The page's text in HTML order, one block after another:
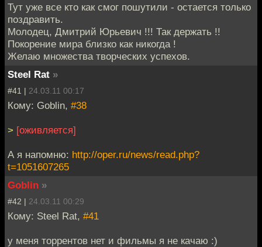
Тут уже все кто как смог пошутили - остается только
поздравить.
Молодец, Дмитрий Юрьевич !!! Так держать !!
Покорение мира близко как никогда !
Желаю множества творческих успехов.
Steel Rat »
#41 | 24.03.11 00:17
Кому: Goblin, #38
> [оживляется]
А я напомню: http://oper.ru/news/read.php?
t=1051607265
Goblin »
#42 | 24.03.11 00:29
Кому: Steel Rat, #41
у меня торрентов нет и фильмы я не качаю :)